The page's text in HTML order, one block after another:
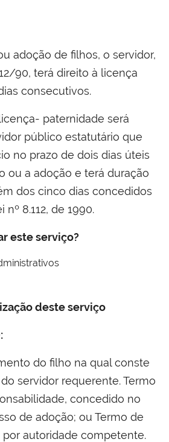
adoção de filhos, o servidor,
90, terá direito à licença
consecutivos.
paternidade será
público estatutário que
no prazo de dois dias úteis
ou a adoção e terá duração
dos cinco dias concedidos
8.112, de 1990.
este serviço?
deste serviço
do filho na qual conste
servidor requerente. Termo
concedido no
de adoção; ou Termo de
autoridade competente.